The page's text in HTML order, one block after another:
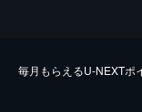
毎⽉もらえるU-NEXTポ